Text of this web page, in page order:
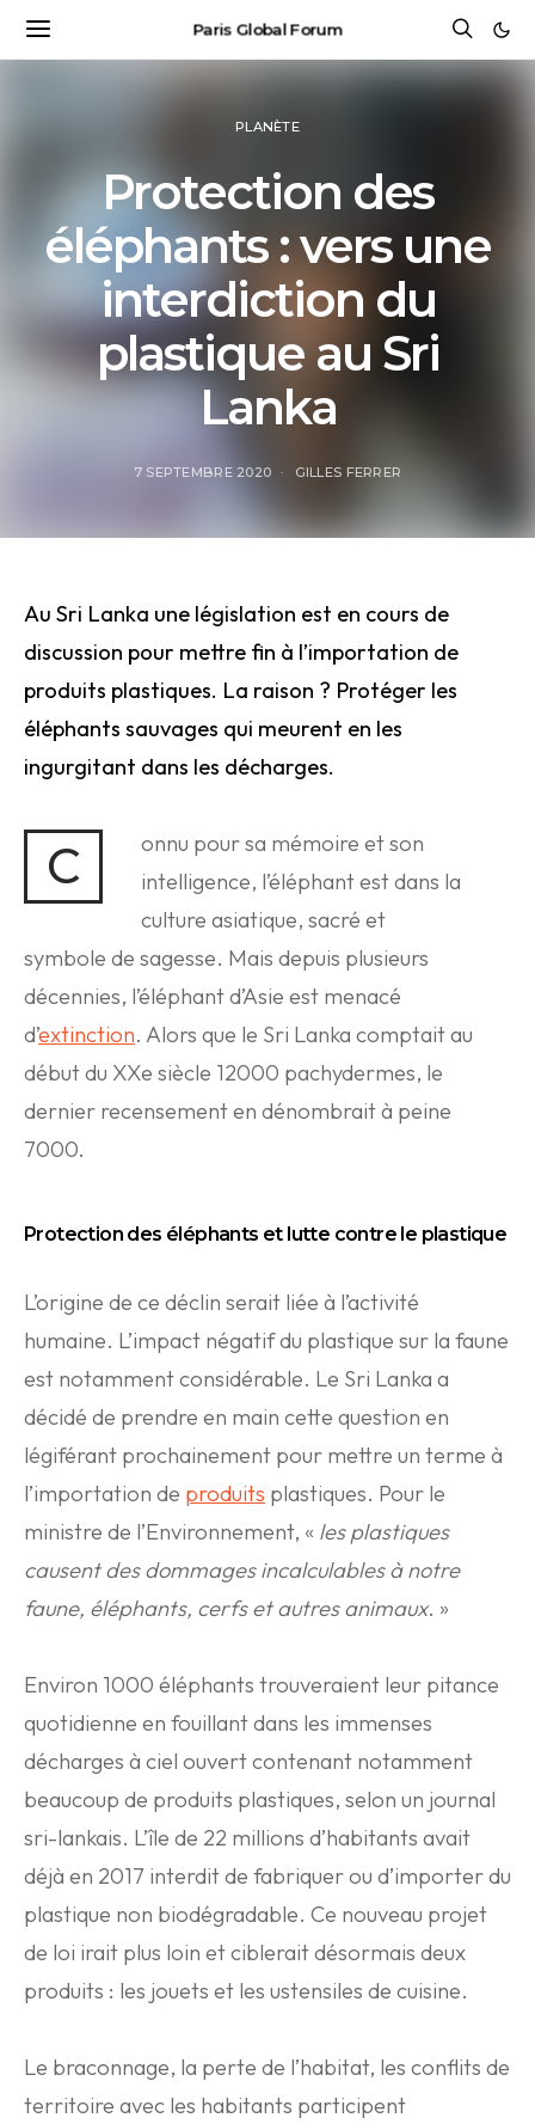
Paris Global Forum
PLANÈTE
Protection des
éléphants : vers une
interdiction du
plastique au Sri
Lanka
7 SEPTEMBRE 2020 GILLES FERRER
Au Sri Lanka une législation est en cours de
discussion pour mettre fin à l’importation de
produits plastiques. La raison ? Protéger les
éléphants sauvages qui meurent en les
ingurgitant dans les décharges.
C
onnu pour sa mémoire et son
intelligence, l’éléphant est dans la
culture asiatique, sacré et
symbole de sagesse. Mais depuis plusieurs
décennies, l’éléphant d’Asie est menacé
d’extinction. Alors que le Sri Lanka comptait au
début du XXe siècle 12000 pachydermes, le
dernier recensement en dénombrait à peine
7000.
Protection des éléphants et lutte contre le plastique
L’origine de ce déclin serait liée à l’activité
humaine. L’impact négatif du plastique sur la faune
est notamment considérable. Le Sri Lanka a
décidé de prendre en main cette question en
légiférant prochainement pour mettre un terme à
l’importation de produits plastiques. Pour le
ministre de l’Environnement, « les plastiques
causent des dommages incalculables à notre
faune, éléphants, cerfs et autres animaux. »
Environ 1000 éléphants trouveraient leur pitance
quotidienne en fouillant dans les immenses
décharges à ciel ouvert contenant notamment
beaucoup de produits plastiques, selon un journal
sri-lankais. L’île de 22 millions d’habitants avait
déjà en 2017 interdit de fabriquer ou d’importer du
plastique non biodégradable. Ce nouveau projet
de loi irait plus loin et ciblerait désormais deux
produits : les jouets et les ustensiles de cuisine.
Le braconnage, la perte de l’habitat, les conflits de
territoire avec les habitants participent